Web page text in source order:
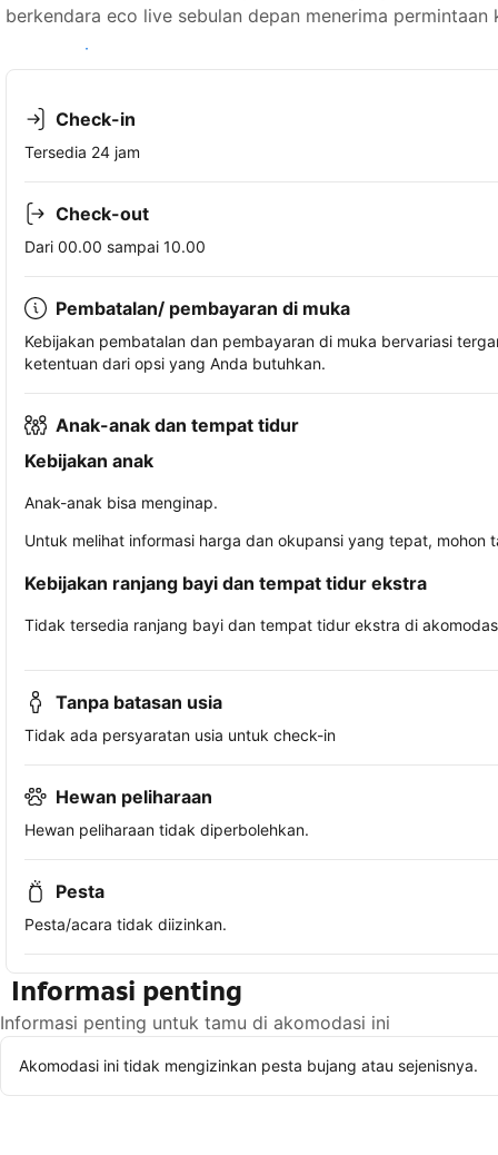
berkendara eco live sebulan depan menerima
Lihat ketersediaan
Check-in
Tersedia 24 jam
Check-out
Dari 00.00 sampai 10.00
Pembatalan/ pembayaran di muka
Kebijakan pembatalan dan pembayaran di muka bervariasi
ketentuan dari opsi yang Anda butuhkan.
Anak-anak dan tempat tidur
Kebijakan anak
Anak-anak bisa menginap.
Untuk melihat informasi harga dan okupansi yang tepat,
Kebijakan ranjang bayi dan tempat tidur ekstra
Tidak tersedia ranjang bayi dan tempat tidur ekstra di
Tanpa batasan usia
Tidak ada persyaratan usia untuk check-in
Hewan peliharaan
Hewan peliharaan tidak diperbolehkan.
Pesta
Pesta/acara tidak diizinkan.
Informasi penting
Informasi penting untuk tamu di akomodasi ini
Akomodasi ini tidak mengizinkan pesta bujang atau sejenisnya.